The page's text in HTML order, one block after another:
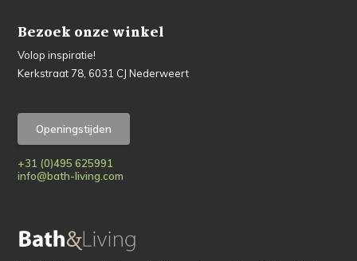
Bezoek onze winkel
Volop inspiratie!
Kerkstraat 78, 6031 CJ Nederweert
Openingstijden
+31 (0)495 625991
info@bath-living.com